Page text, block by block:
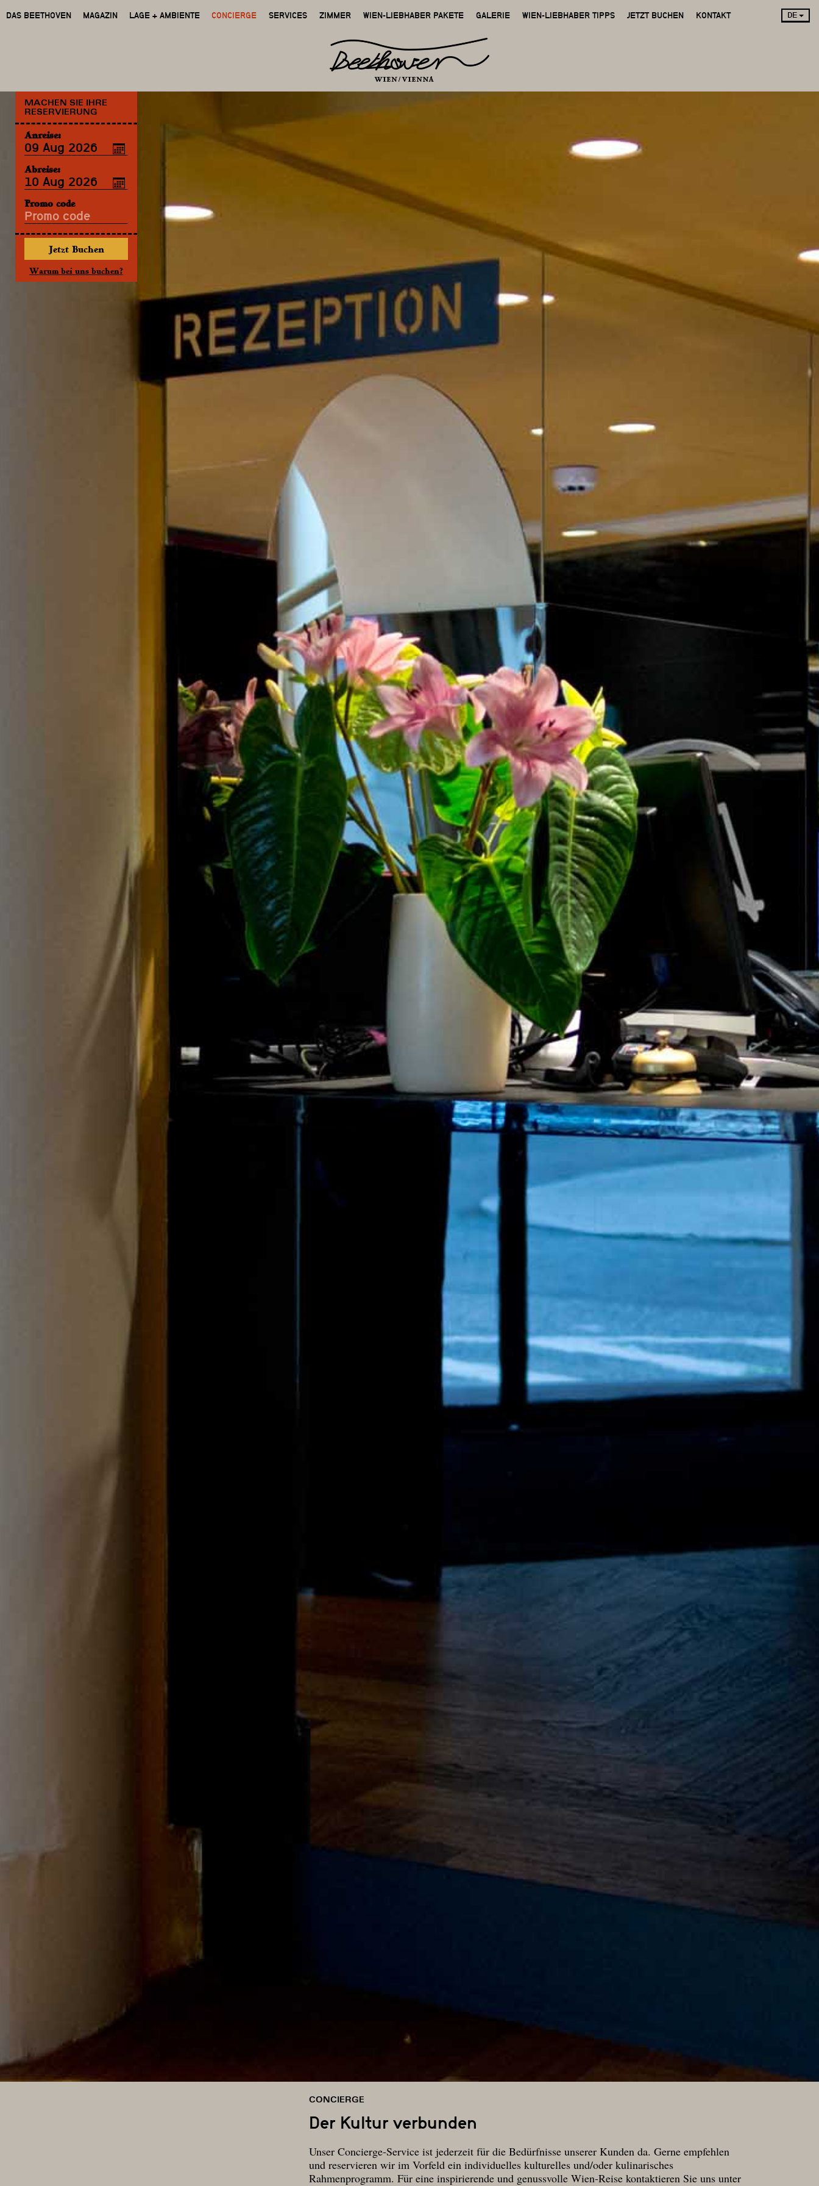
DAS BEETHOVEN MAGAZIN LAGE + AMBIENTE CONCIERGE SERVICES ZIMMER WIEN-LIEBHABER PAKETE GALERIE WIEN-LIEBHABER TIPPS JETZT BUCHEN KONTAKT DE
MACHEN SIE IHRE
RESERVIERUNG
Anreise:
Abreise:
Promo code
Warum bei uns buchen?
CONCIERGE
Der Kultur verbunden
Unser Concierge-Service ist jederzeit für die Bedürfnisse unserer Kunden da. Gerne empfehlen
und reservieren wir im Vorfeld ein individuelles kulturelles und/oder kulinarisches
Rahmenprogramm. Für eine inspirierende und genussvolle Wien-Reise kontaktieren Sie uns unter